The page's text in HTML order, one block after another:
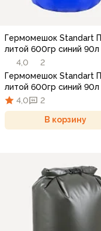
Гермомешок Standart
литой 600гр синий 90л
4,0
2
Гермомешок Standart
литой 600гр синий 90л
4,0
2
В корзину